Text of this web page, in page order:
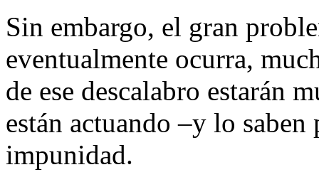
Sin embargo, el gran
eventualmente ocurra,
de ese descalabro estarán
están actuando –y lo
impunidad.